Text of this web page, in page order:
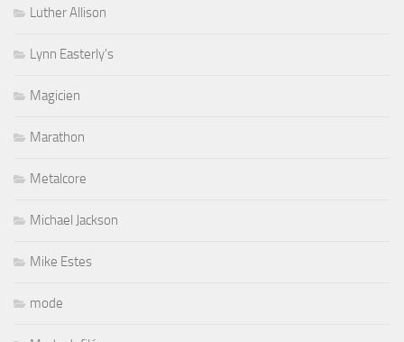
Luther Allison
Lynn Easterly's
Magicien
Marathon
Metalcore
Michael Jackson
Mike Estes
mode